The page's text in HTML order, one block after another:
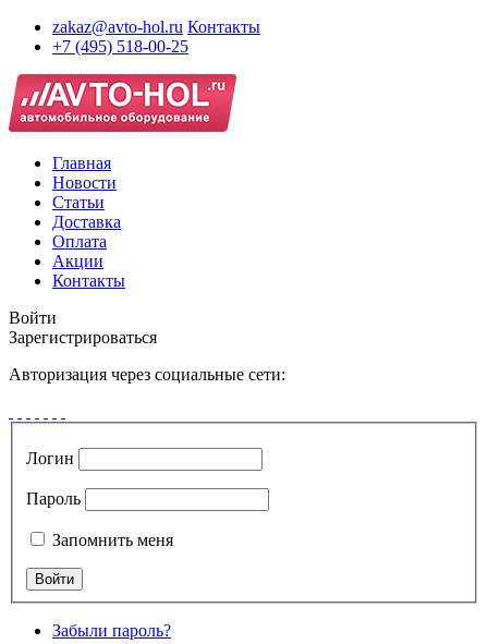
zakaz@avto-hol.ru Контакты
+7 (495) 518-00-25
Главная
Новости
Статьи
Доставка
Оплата
Акции
Контакты
Войти
Зарегистрироваться
Авторизация через социальные сети:
Логин
Пароль
Запомнить меня
Забыли пароль?